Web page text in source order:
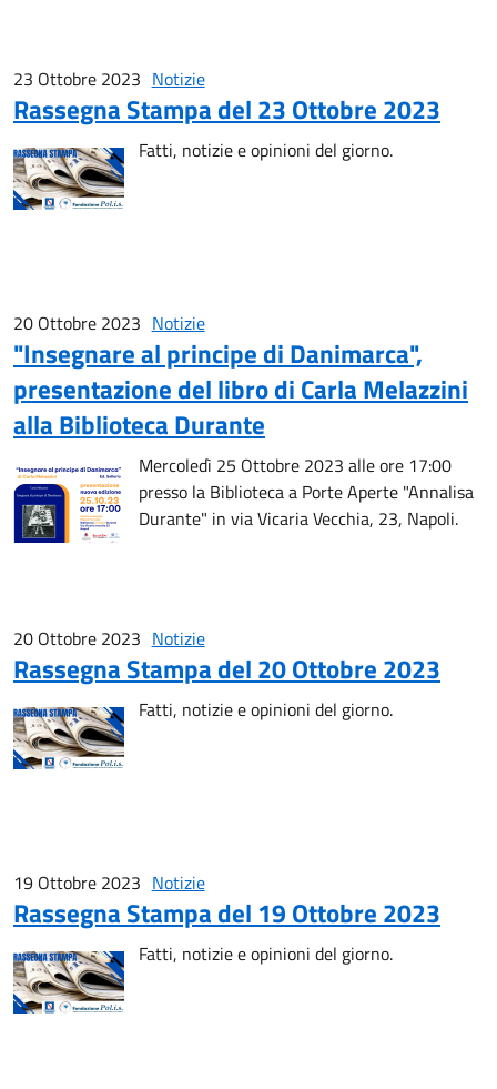
23 Ottobre 2023 Notizie
Rassegna Stampa del 23 Ottobre 2023
Fatti, notizie e opinioni del giorno.
20 Ottobre 2023 Notizie
"Insegnare al principe di Danimarca",
presentazione del libro di Carla Melazzini
alla Biblioteca Durante
Mercoledì 25 Ottobre 2023 alle ore 17:00
presso la Biblioteca a Porte Aperte "Annalisa
Durante" in via Vicaria Vecchia, 23, Napoli.
20 Ottobre 2023 Notizie
Rassegna Stampa del 20 Ottobre 2023
Fatti, notizie e opinioni del giorno.
19 Ottobre 2023 Notizie
Rassegna Stampa del 19 Ottobre 2023
Fatti, notizie e opinioni del giorno.